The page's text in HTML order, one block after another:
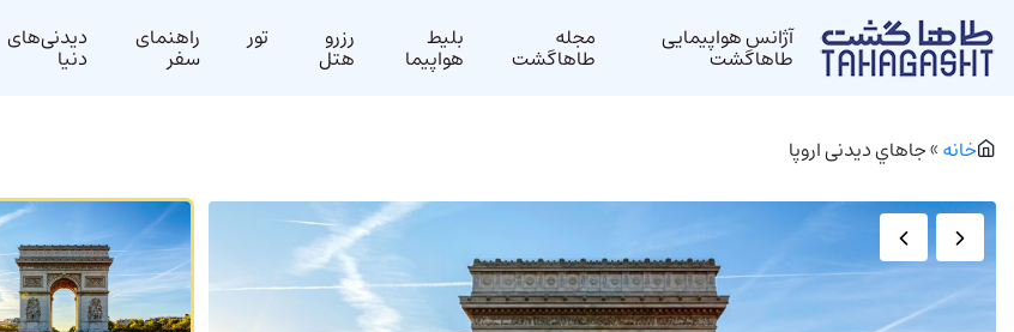
دیدنی‌های
دنیا
راهنمای
سفر
تور رزرو
هتل
بلیط
هواپیما
مجله
طاهاگشت
آژانس هواپیمایی
طاهاگشت
خانه»جاهاي ديدنی اروپا